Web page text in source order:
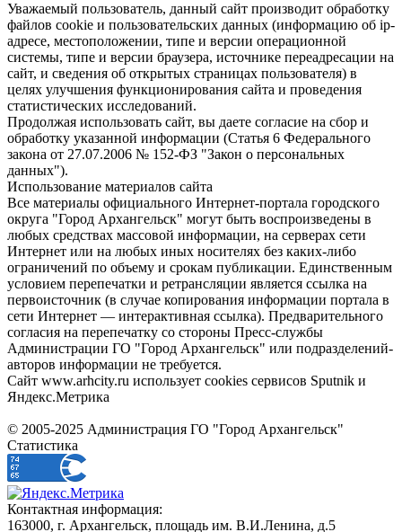
Уважаемый пользователь, данный сайт производит обработку
файлов cookie и пользовательских данных (информацию об ip-
адресе, местоположении, типе и версии операционной
системы, типе и версии браузера, источнике переадресации на
сайт, и сведения об открытых страницах пользователя) в
целях улучшения функционирования сайта и проведения
статистических исследований.
Продолжая использовать сайт, вы даете согласие на сбор и
обработку указанной информации (Статья 6 Федерального
закона от 27.07.2006 № 152-ФЗ "Закон о персональных
данных").
Использование материалов сайта
Все материалы официального Интернет-портала городского
округа "Город Архангельск" могут быть воспроизведены в
любых средствах массовой информации, на серверах сети
Интернет или на любых иных носителях без каких-либо
ограничений по объему и срокам публикации. Единственным
условием перепечатки и ретрансляции является ссылка на
первоисточник (в случае копирования информации портала в
сети Интернет — интерактивная ссылка). Предварительного
согласия на перепечатку со стороны Пресс-службы
Администрации ГО "Город Архангельск" или подразделений-
авторов информации не требуется.
Сайт www.arhcity.ru использует cookies сервисов Sputnik и
Яндекс.Метрика
© 2005-2025 Администрация ГО "Город Архангельск"
Статистика
Контактная информация:
163000, г. Архангельск, площадь им. В.И.Ленина, д.5